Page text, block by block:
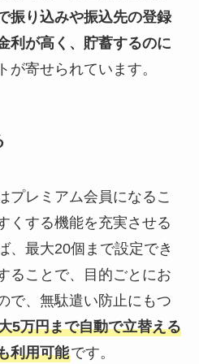
振り込みや振込先の登録
利が高く、貯蓄するのに
が寄せられています。
プレミアム会員になるこ
くする機能を充実させる
、最大20個まで設定でき
ることで、目的ごとにお
で、無駄遣い防止にもつ
5万円まで自動で立替える
利用可能です。